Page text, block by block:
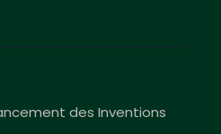
des Inventions